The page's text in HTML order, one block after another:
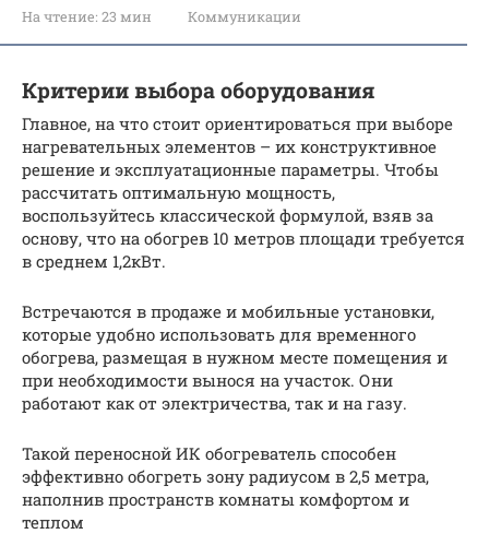
На чтение: 23 мин Коммуникации
Критерии выбора оборудования
Главное, на что стоит ориентироваться при выборе
нагревательных элементов – их конструктивное
решение и эксплуатационные параметры. Чтобы
рассчитать оптимальную мощность,
воспользуйтесь классической формулой, взяв за
основу, что на обогрев 10 метров площади требуется
в среднем 1,2кВт.
Встречаются в продаже и мобильные установки,
которые удобно использовать для временного
обогрева, размещая в нужном месте помещения и
при необходимости вынося на участок. Они
работают как от электричества, так и на газу.
Такой переносной ИК обогреватель способен
эффективно обогреть зону радиусом в 2,5 метра,
наполнив пространств комнаты комфортом и
теплом